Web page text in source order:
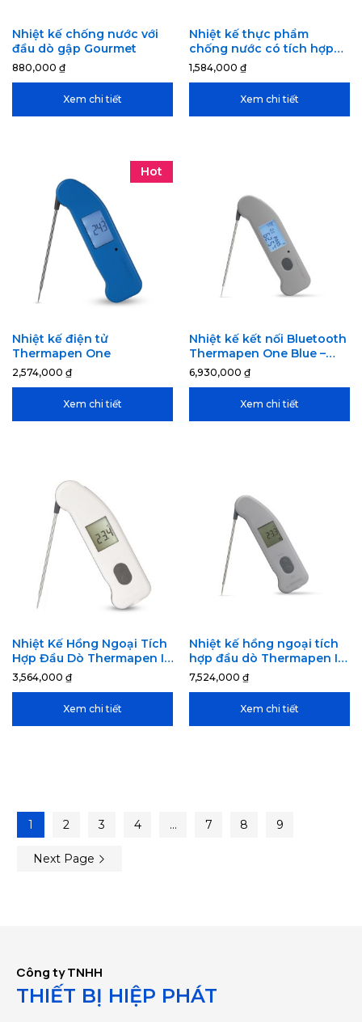
Nhiệt kế chống nước với
đầu dò gập Gourmet
880,000 ₫
Xem chi tiết
Nhiệt kế thực phẩm
chống nước có tích hợp
nam châm – Sizzle
1,584,000 ₫
Xem chi tiết
Hot
Nhiệt kế điện tử
Thermapen One
2,574,000 ₫
Xem chi tiết
Nhiệt kế kết nối Bluetooth
Thermapen One Blue –
279-607
6,930,000 ₫
Xem chi tiết
Nhiệt Kế Hồng Ngoại Tích
Hợp Đầu Dò Thermapen IR
– 228-065
3,564,000 ₫
Xem chi tiết
Nhiệt kế hồng ngoại tích
hợp đầu dò Thermapen IR
Blue – 228-965
7,524,000 ₫
Xem chi tiết
1 2 3 4 … 7 8 9
Next Page
Công ty TNHH
THIẾT BỊ HIỆP PHÁT